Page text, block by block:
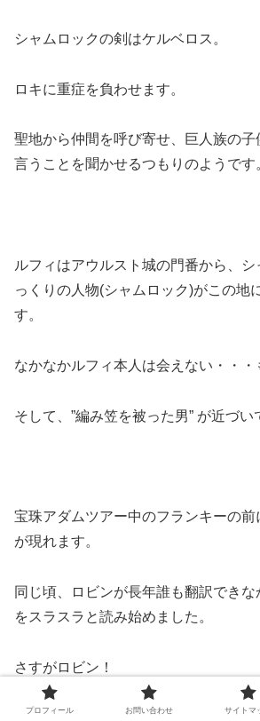
シャムロックの剣はケルベロス。
ロキに重症を負わせます。
聖地から仲間を呼び寄せ、巨人族の子
言うことを聞かせるつもりのようです
ルフィはアウルスト城の門番から、
っくりの人物(シャムロック)がこの地
す。
なかなかルフィ本人は会えない・・・
そして、”編み笠を被った男” が近づい
宝珠アダムツアー中のフランキーの前
が現れます。
同じ頃、ロビンが長年誰も翻訳できな
をスラスラと読み始めました。
さすがロビン！
『巨大な壁画』に『ハーレイ』の文章
プロフィール お問い合わせ サイトマ